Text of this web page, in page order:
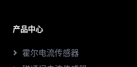
产品中心
霍尔电流传感器